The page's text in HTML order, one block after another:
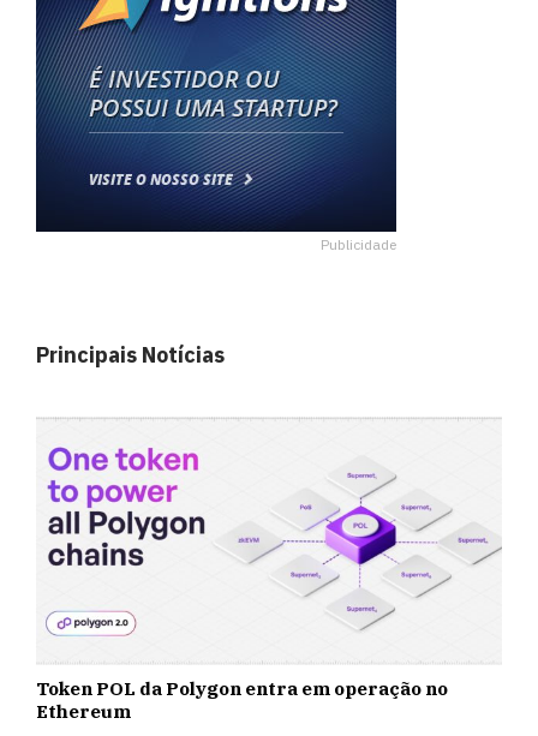
Publicidade
Principais Notícias
Token POL da Polygon entra em operação no
Ethereum